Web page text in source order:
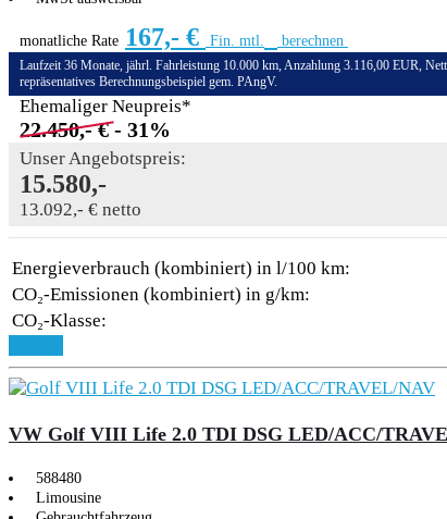
monatliche Rate 167,- € Fin. mtl. berechnen
Laufzeit 36 Monate, jährl. Fahrleistung 10.000 km, Anzahlung 3.116,00 EUR,
repräsentatives Berechnungsbeispiel gem. PAngV.
Ehemaliger Neupreis*
22.450,- € - 31%
Unser Angebotspreis:
15.580,-
13.092,- € netto
Energieverbrauch (kombiniert) in l/100 km:
CO₂-Emissionen (kombiniert) in g/km:
CO₂-Klasse:
VW Golf VIII Life 2.0 TDI DSG LED/ACC/
588480
Limousine